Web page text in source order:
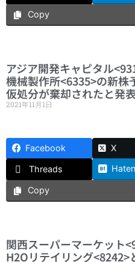
Copy
アジア開発キャピタル
機械製作所<6335>の新株
仮処分が棄却されたと発表
2021年11月1日
Facebook X
Threads
Copy
関西スーパーマーケット
H2Oリテイリング